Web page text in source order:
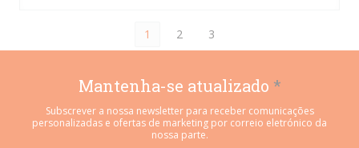
1 2 3
Mantenha-se atualizado *
Subscrever a nossa newsletter para receber comunicações
personalizadas e ofertas de marketing por correio eletrónico da
nossa parte.